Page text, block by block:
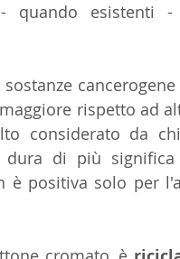
quando esistenti -
maggiore rispetto ad
considerato da
di più significa
è positiva solo per